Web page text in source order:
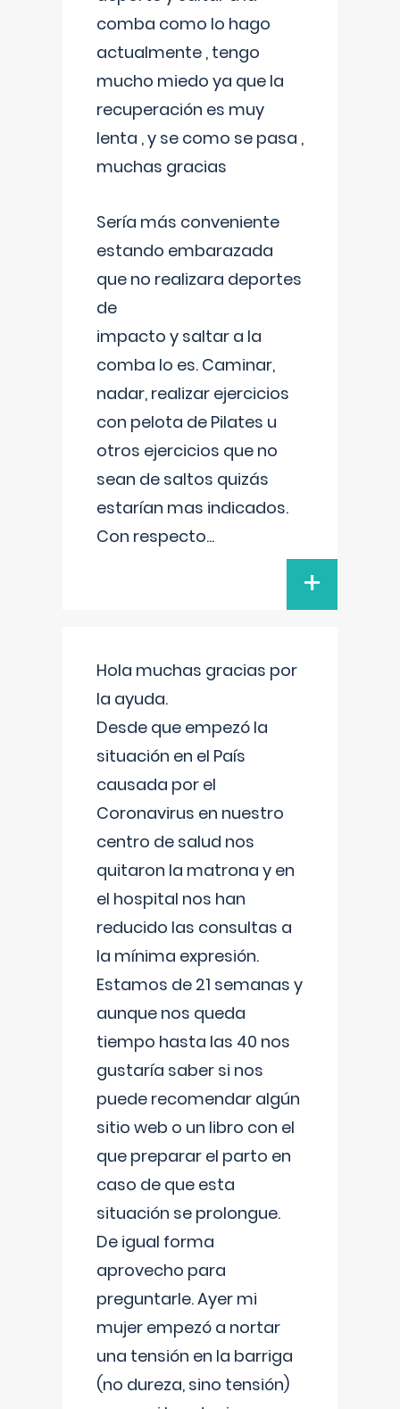
comba como lo hago
actualmente , tengo
mucho miedo ya que la
recuperación es muy
lenta , y se como se pasa ,
muchas gracias
Sería más conveniente
estando embarazada
que no realizara deportes
de
impacto y saltar a la
comba lo es. Caminar,
nadar, realizar ejercicios
con pelota de Pilates u
otros ejercicios que no
sean de saltos quizás
estarían mas indicados.
Con respecto...
+
Hola muchas gracias por
la ayuda.
Desde que empezó la
situación en el País
causada por el
Coronavirus en nuestro
centro de salud nos
quitaron la matrona y en
el hospital nos han
reducido las consultas a
la mínima expresión.
Estamos de 21 semanas y
aunque nos queda
tiempo hasta las 40 nos
gustaría saber si nos
puede recomendar algún
sitio web o un libro con el
que preparar el parto en
caso de que esta
situación se prolongue.
De igual forma
aprovecho para
preguntarle. Ayer mi
mujer empezó a nortar
una tensión en la barriga
(no dureza, sino tensión)